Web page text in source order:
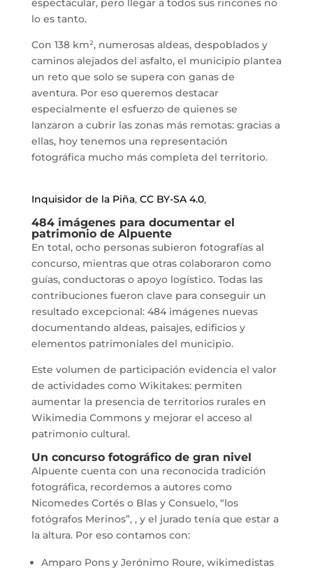
espectacular, pero llegar a todos sus rincones no
lo es tanto.
Con 138 km², numerosas aldeas, despoblados y
caminos alejados del asfalto, el municipio plantea
un reto que solo se supera con ganas de
aventura. Por eso queremos destacar
especialmente el esfuerzo de quienes se
lanzaron a cubrir las zonas más remotas: gracias a
ellas, hoy tenemos una representación
fotográfica mucho más completa del territorio.
Inquisidor de la Piña, CC BY-SA 4.0,
484 imágenes para documentar el
patrimonio de Alpuente
En total, ocho personas subieron fotografías al
concurso, mientras que otras colaboraron como
guías, conductoras o apoyo logístico. Todas las
contribuciones fueron clave para conseguir un
resultado excepcional: 484 imágenes nuevas
documentando aldeas, paisajes, edificios y
elementos patrimoniales del municipio.
Este volumen de participación evidencia el valor
de actividades como Wikitakes: permiten
aumentar la presencia de territorios rurales en
Wikimedia Commons y mejorar el acceso al
patrimonio cultural.
Un concurso fotográfico de gran nivel
Alpuente cuenta con una reconocida tradición
fotográfica, recordemos a autores como
Nicomedes Cortés o Blas y Consuelo, “los
fotógrafos Merinos”, , y el jurado tenía que estar a
la altura. Por eso contamos con:
Amparo Pons y Jerónimo Roure, wikimedistas